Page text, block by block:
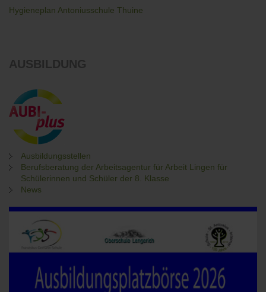
Hygieneplan Antoniusschule Thuine
AUSBILDUNG
Ausbildungsstellen
Berufsberatung der Arbeitsagentur für Arbeit Lingen für
Schülerinnen und Schüler der 8. Klasse
News